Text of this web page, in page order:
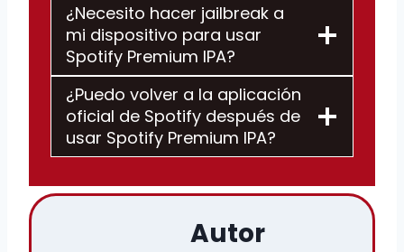
¿Necesito hacer jailbreak a
mi dispositivo para usar
Spotify Premium IPA?
¿Puedo volver a la aplicación
oficial de Spotify después de
usar Spotify Premium IPA?
Autor